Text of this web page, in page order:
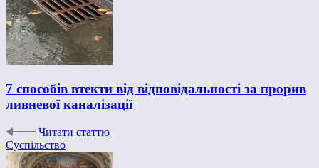
7 способів втекти від відповідальності за прорив
ливневої каналізації
Читати статтю
Суспільство